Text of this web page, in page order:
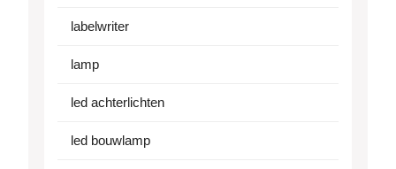
labelwriter
lamp
led achterlichten
led bouwlamp